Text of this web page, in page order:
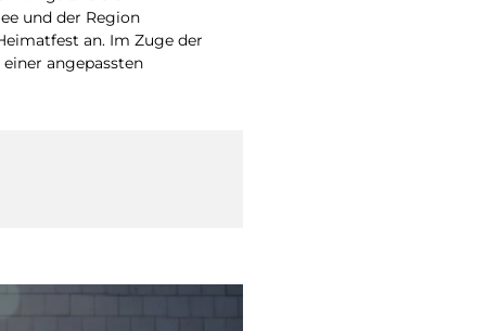
und der Region
an. Im Zuge der
angepassten